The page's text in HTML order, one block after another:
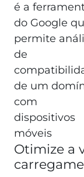
é a
do Google
permite
de
de um
com
dispositivos
móveis
Otimize a